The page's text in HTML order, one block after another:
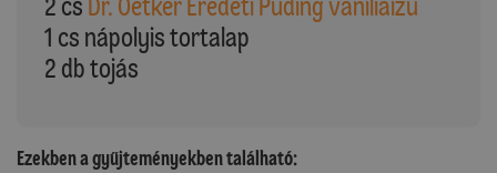
1 cs nápolyis tortalap
2 db tojás
Ezekben a gyűjteményekben található: